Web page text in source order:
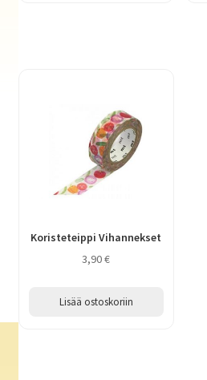
Koristeteippi Vihannekset
3,90€
Lisää ostoskoriin